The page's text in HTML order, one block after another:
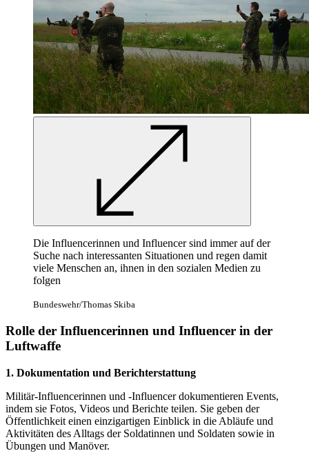
Die Influencerinnen und Influencer sind immer auf der
Suche nach interessanten Situationen und regen damit
viele Menschen an, ihnen in den sozialen Medien zu
folgen
Bundeswehr/Thomas Skiba
Rolle der Influencerinnen und Influencer in der
Luftwaffe
1. Dokumentation und Berichterstattung
Militär-Influencerinnen und -Influencer dokumentieren Events,
indem sie Fotos, Videos und Berichte teilen. Sie geben der
Öffentlichkeit einen einzigartigen Einblick in die Abläufe und
Aktivitäten des Alltags der Soldatinnen und Soldaten sowie in
Übungen und Manöver.